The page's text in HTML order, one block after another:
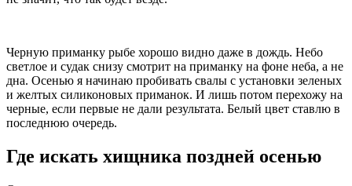
Черную приманку рыбе хорошо видно даже в дождь. Небо
светлое и судак снизу смотрит на приманку на фоне неба, а не
дна. Осенью я начинаю пробивать свалы с установки зеленых
и желтых силиконовых приманок. И лишь потом перехожу на
черные, если первые не дали результата. Белый цвет ставлю в
последнюю очередь.
Где искать хищника поздней осенью